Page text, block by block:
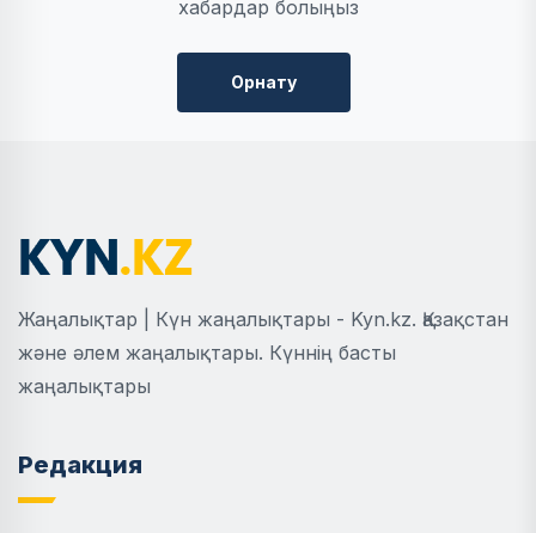
хабардар болыңыз
Орнату
Жаңалықтар | Күн жаңалықтары - Kyn.kz. Қазақстан
және әлем жаңалықтары. Күннің басты
жаңалықтары
Редакция